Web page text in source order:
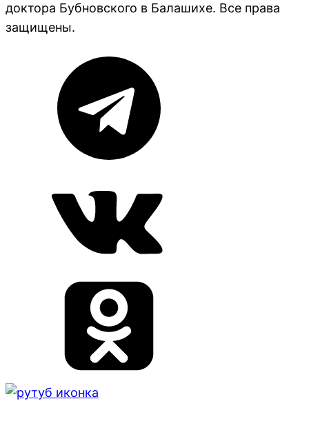
доктора Бубновского в Балашихе. Все права
защищены.